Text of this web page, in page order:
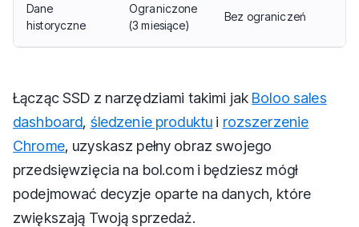
Dane
historyczne
Ograniczone
(3 miesiące)
Bez ograniczeń
Łącząc SSD z narzędziami takimi jak Boloo sales
dashboard, śledzenie produktu i rozszerzenie
Chrome, uzyskasz pełny obraz swojego
przedsięwzięcia na bol.com i będziesz mógł
podejmować decyzje oparte na danych, które
zwiększają Twoją sprzedaż.